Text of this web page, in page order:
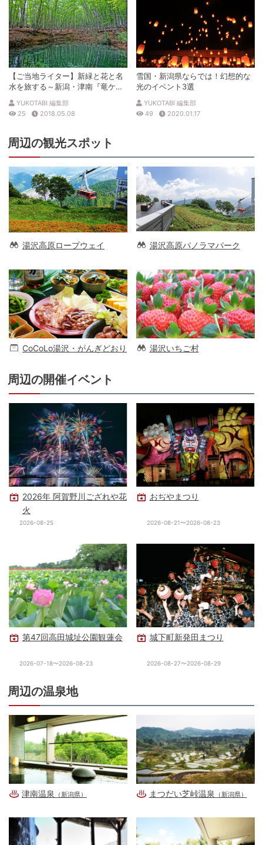
【ご当地ライター】新緑と花と名
水を旅する～新潟・津南『竜ケ
窪』、松之山『美人林』～
YUKOTABI 編集部
25
2018.05.08
雪国・新潟県ならでは！幻想的な
光のイベント3選
YUKOTABI 編集部
49
2020.01.17
周辺の観光スポット
湯沢高原ロープウェイ 湯沢高原パノラマパーク
CoCoLo湯沢・がんぎどおり 湯沢いちご村
周辺の開催イベント
2026年 阿賀野川ござれや花
火
2026-08-25
おぢやまつり
2026-08-21〜2026-08-23
第47回高田城址公園観蓮会
2026-07-18〜2026-08-23
城下町新発田まつり
2026-08-27〜2026-08-29
周辺の温泉地
津南温泉 （新潟県） まつだい芝峠温泉 （新潟県）